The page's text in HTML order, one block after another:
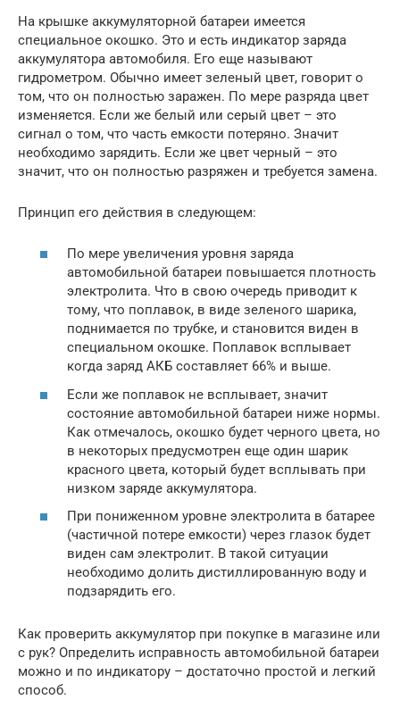
На крышке аккумуляторной батареи имеется
специальное окошко. Это и есть индикатор заряда
аккумулятора автомобиля. Его еще называют
гидрометром. Обычно имеет зеленый цвет, говорит о
том, что он полностью заражен. По мере разряда цвет
изменяется. Если же белый или серый цвет – это
сигнал о том, что часть емкости потеряно. Значит
необходимо зарядить. Если же цвет черный – это
значит, что он полностью разряжен и требуется замена.
Принцип его действия в следующем:
По мере увеличения уровня заряда
автомобильной батареи повышается плотность
электролита. Что в свою очередь приводит к
тому, что поплавок, в виде зеленого шарика,
поднимается по трубке, и становится виден в
специальном окошке. Поплавок всплывает
когда заряд АКБ составляет 66% и выше.
Если же поплавок не всплывает, значит
состояние автомобильной батареи ниже нормы.
Как отмечалось, окошко будет черного цвета, но
в некоторых предусмотрен еще один шарик
красного цвета, который будет всплывать при
низком заряде аккумулятора.
При пониженном уровне электролита в батарее
(частичной потере емкости) через глазок будет
виден сам электролит. В такой ситуации
необходимо долить дистиллированную воду и
подзарядить его.
Как проверить аккумулятор при покупке в магазине или
с рук? Определить исправность автомобильной батареи
можно и по индикатору – достаточно простой и легкий
способ.